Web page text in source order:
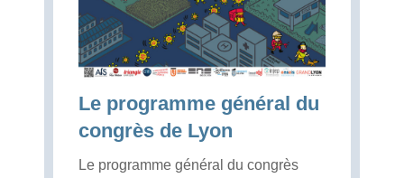
Le programme général du
congrès de Lyon
Le programme général du congrès